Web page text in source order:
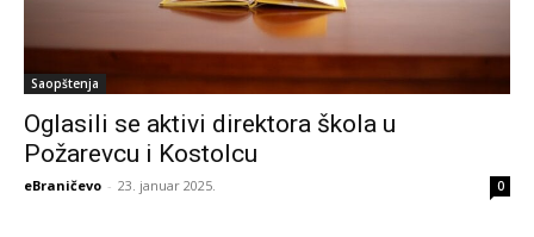
Saopštenja
Oglasili se aktivi direktora škola u
Požarevcu i Kostolcu
eBraničevo - 23. januar 2025. 0